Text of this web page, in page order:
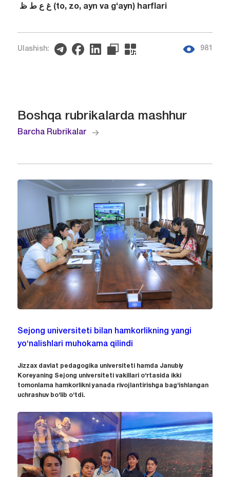
غ ع ط ظ (to, zo, ayn va g‘ayn) harflari
Ulashish: 981
Boshqa rubrikalarda mashhur
Barcha Rubrikalar
Sejong universiteti bilan hamkorlikning yangi
yo‘nalishlari muhokama qilindi
Jizzax davlat pedagogika universiteti hamda Janubiy
Koreyaning Sejong universiteti vakillari o‘rtasida ikki
tomonlama hamkorlikni yanada rivojlantirishga bag‘ishlangan
uchrashuv bo‘lib o‘tdi.